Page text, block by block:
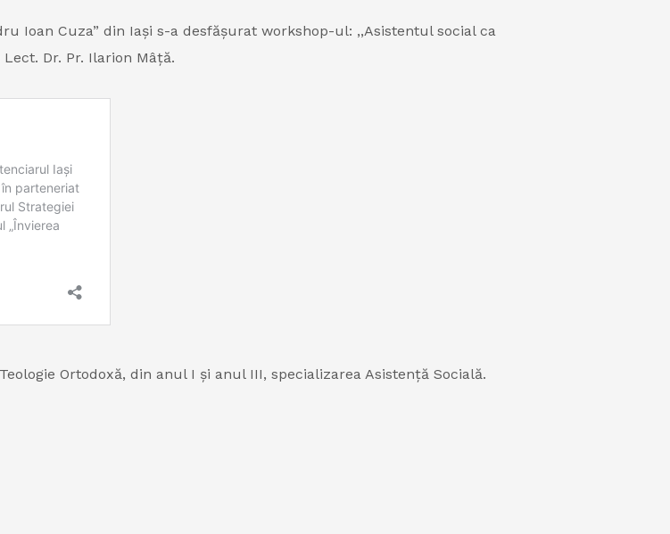
Ioan Cuza” din Iași s-a desfășurat workshop-ul: ,,Asistentul social ca
Dr. Pr. Ilarion Mâță.
Ortodoxă, din anul I și anul III, specializarea Asistență Socială.